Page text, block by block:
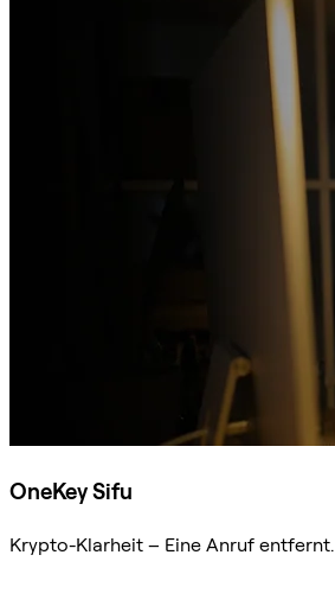
OneKey Sifu
Krypto-Klarheit – Eine Anruf entfernt.